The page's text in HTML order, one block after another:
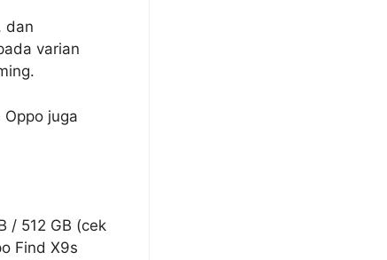
dan
varian
juga
/ 512 GB (cek
Find X9s